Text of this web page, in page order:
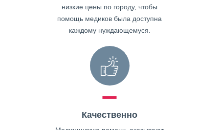
низкие цены по городу, чтобы
помощь медиков была доступна
каждому нуждающемуся.
Качественно